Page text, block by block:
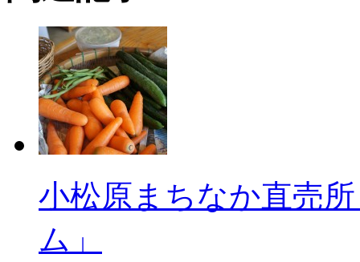
小松原まちなか直売
ム」